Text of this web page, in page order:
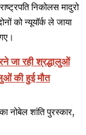
निकोलस मादुरो
को न्यूयॉर्क ले जाया
जा रही श्रद्धालुओं
की हुई मौत
नोबेल शांति पुरस्कार,